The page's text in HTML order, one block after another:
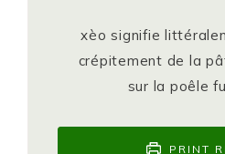
xèo signifie
crépitement de la
sur la poêle
PRINT